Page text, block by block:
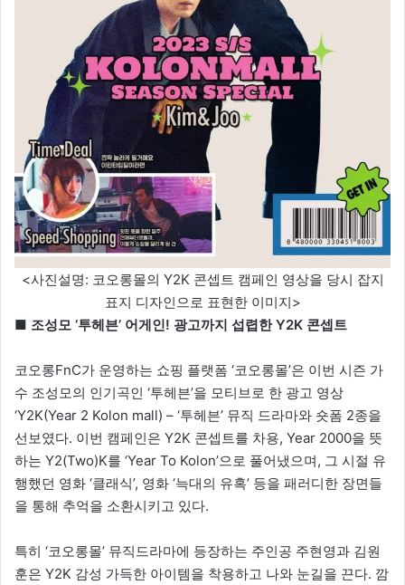
<사진설명: 코오롱몰의 Y2K 콘셉트 캠페인 영상을 당시 잡지
표지 디자인으로 표현한 이미지>
■ 조성모 ‘투헤븐’ 어게인! 광고까지 섭렵한 Y2K 콘셉트
코오롱FnC가 운영하는 쇼핑 플랫폼 ‘코오롱몰’은 이번 시즌 가
수 조성모의 인기곡인 ‘투헤븐’을 모티브로 한 광고 영상
‘Y2K(Year 2 Kolon mall) – ‘투헤븐’ 뮤직 드라마와 숏폼 2종을
선보였다. 이번 캠페인은 Y2K 콘셉트를 차용, Year 2000을 뜻
하는 Y2(Two)K를 ‘Year To Kolon’으로 풀어냈으며, 그 시절 유
행했던 영화 ‘클래식’, 영화 ‘늑대의 유혹’ 등을 패러디한 장면들
을 통해 추억을 소환시키고 있다.
특히 ‘코오롱몰’ 뮤직드라마에 등장하는 주인공 주현영과 김원
훈은 Y2K 감성 가득한 아이템을 착용하고 나와 눈길을 끈다. 깜